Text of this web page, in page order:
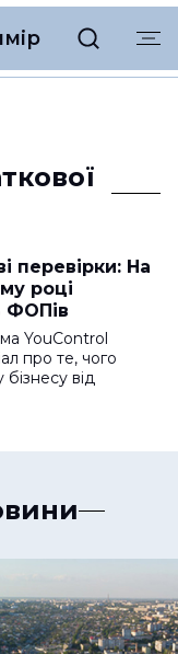
перевірки: На
році
ФОПів
YouControl
про те, чого
бізнесу від